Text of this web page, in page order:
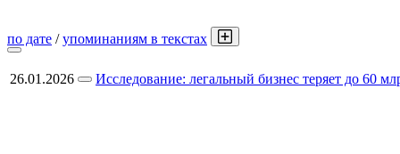
по дате /упоминаниям в текстах
26.01.2026 Исследование: легальный бизнес теряет до 60